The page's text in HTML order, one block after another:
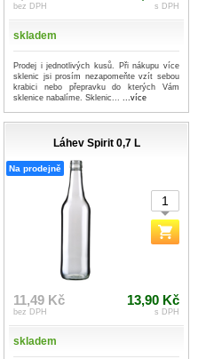
bez DPH s DPH
skladem
Prodej i jednotlivých kusů. Při nákupu více
sklenic jsi prosím nezapomeňte vzít sebou
krabici nebo přepravku do kterých Vám
sklenice nabalíme. Sklenic... ...více
Láhev Spirit 0,7 L
Na prodejně
11,49 Kč
bez DPH
13,90 Kč
s DPH
skladem